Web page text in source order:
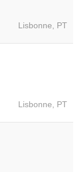
Lisbonne, PT
Lisbonne, PT